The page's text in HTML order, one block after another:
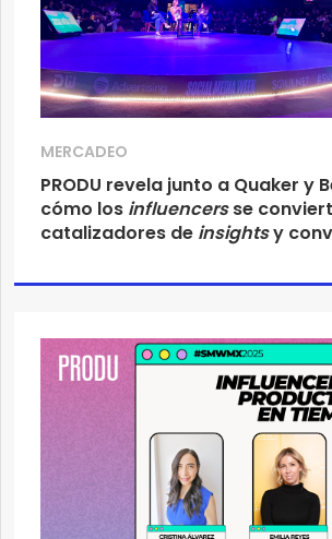
MERCADEO
PRODU revela junto a Quaker y
cómo los influencersse
catalizadores de insightsy